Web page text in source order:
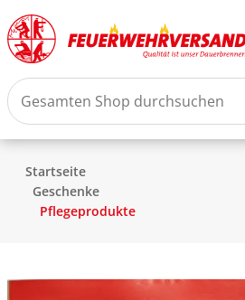
Startseite
Geschenke
Pflegeprodukte